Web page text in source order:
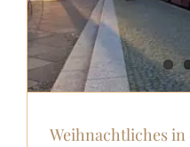
Weihnachtliches in